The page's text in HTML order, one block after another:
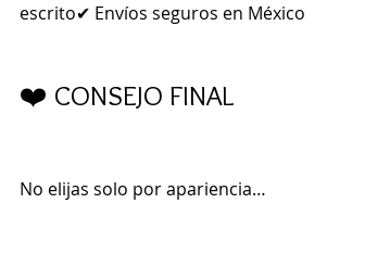
escrito✔ Envíos seguros en México
❤️ CONSEJO FINAL
No elijas solo por apariencia…